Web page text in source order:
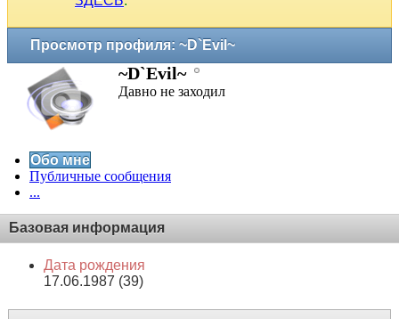
Просмотр профиля: ~D`Evil~
~D`Evil~
Давно не заходил
Обо мне
Публичные сообщения
...
Базовая информация
Дата рождения
17.06.1987 (39)